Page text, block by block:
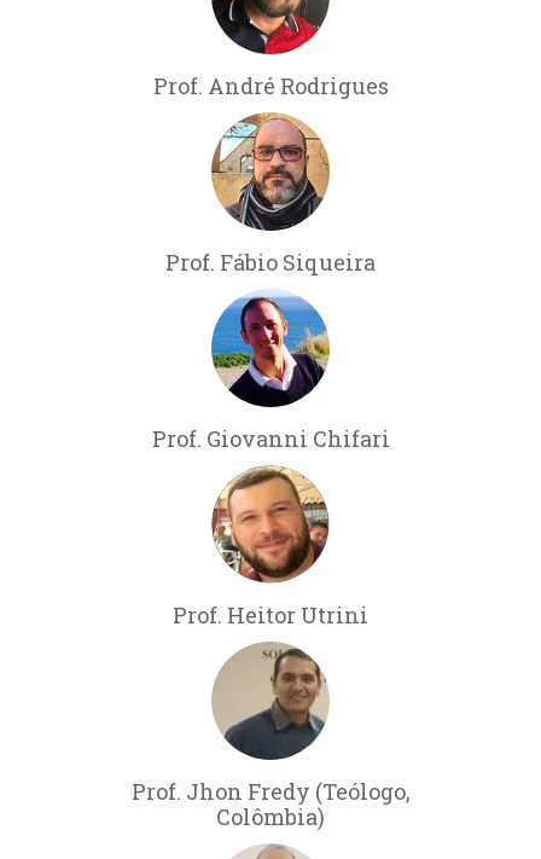
Prof. André Rodrigues
Prof. Fábio Siqueira
Prof. Giovanni Chifari
Prof. Heitor Utrini
Prof. Jhon Fredy (Teólogo,
Colômbia)